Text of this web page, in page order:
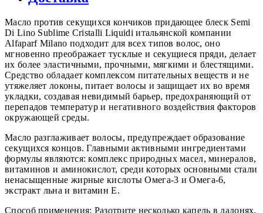
Масло против секущихся кончиков придающее блеск Semi
Di Lino Sublime Cristalli Liquidi итальянской компании
Alfaparf Milano подходит для всех типов волос, оно
мгновенно преображает тусклые и секущиеся пряди, делает
их более эластичными, прочными, мягкими и блестящими.
Средство обладает комплексом питательных веществ и не
утяжеляет локоны, питает волосы и защищает их во время
укладки, создавая невидимый барьер, предохраняющий от
перепадов температур и негативного воздействия факторов
окружающей среды.
Масло разглаживает волосы, предупреждает образование
секущихся концов. Главными активными ингредиентами
формулы являются: комплекс природных масел, минералов,
витаминов и аминокислот, среди которых основными стали
ненасыщенные жирные кислоты Омега-3 и Омега-6,
экстракт льна и витамин Е.
Способ применения: Разотрите несколько капель в ладонях,